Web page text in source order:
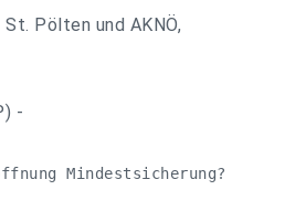
Pölten und AKNÖ,
-
Mindestsicherung?